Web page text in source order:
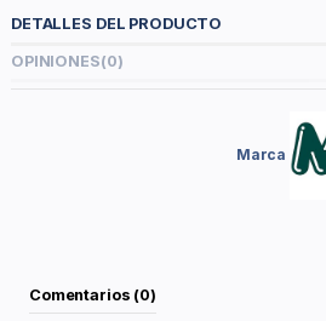
DETALLES DEL PRODUCTO
OPINIONES(0)
Marca
Comentarios (0)